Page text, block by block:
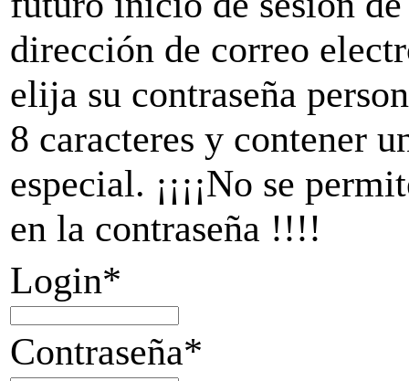
dirección de correo
elija su contraseña
8 caracteres y contener
especial. ¡¡¡¡No se
en la contraseña !!!!
Login*
Contraseña*